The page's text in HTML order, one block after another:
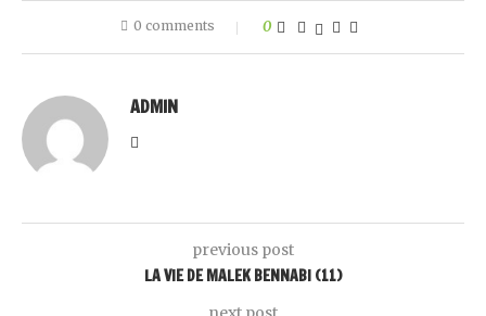
0 comments 0
ADMIN
previous post
LA VIE DE MALEK BENNABI (11)‎